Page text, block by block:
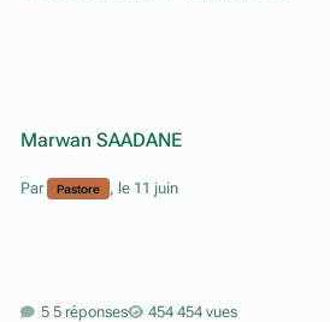
Marwan SAADANE
Par Pastore , le 11 juin
5 réponses 454 vues